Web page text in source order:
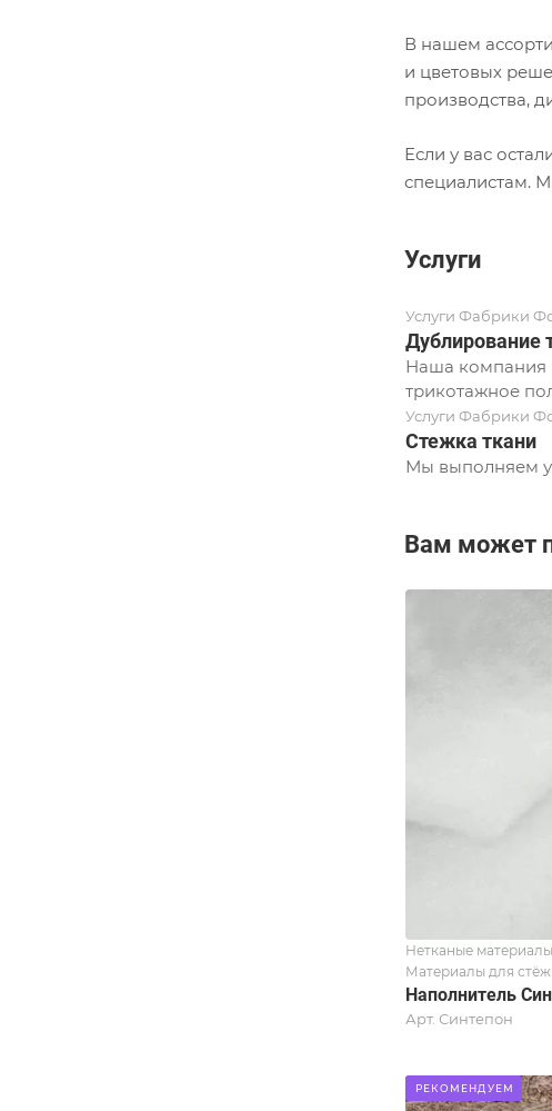
В нашем
и цветовых
производства,
Если у вас
специалистам.
Услуги
Услуги Фабрики
Дублирование
Наша компания
трикотажное
Услуги Фабрики
Стежка ткани
Мы выполняем
Вам может
Нетканые
Материалы для
Наполнитель
Арт. Синтепон
РЕКОМЕНДУЕМ